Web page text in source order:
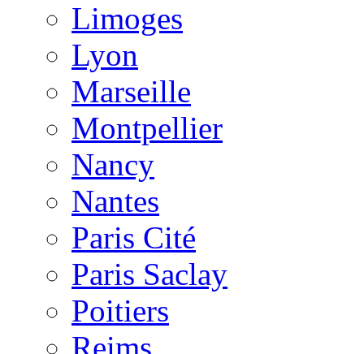
Limoges
Lyon
Marseille
Montpellier
Nancy
Nantes
Paris Cité
Paris Saclay
Poitiers